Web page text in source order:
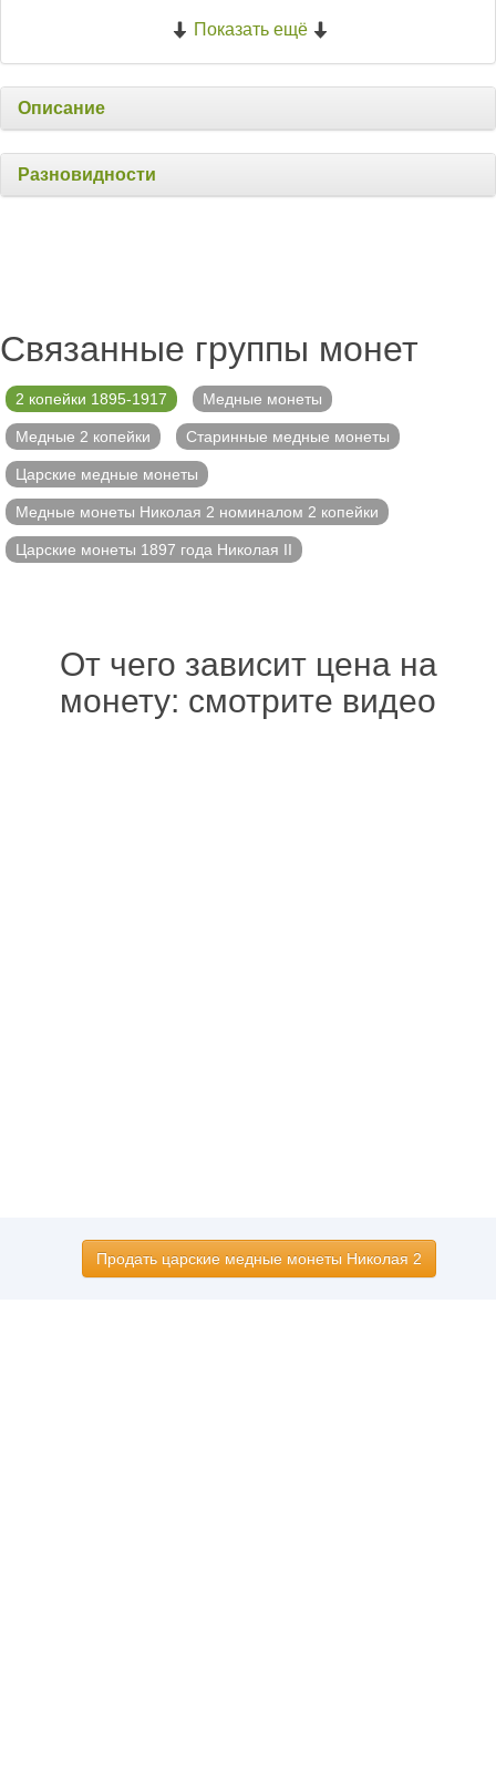
Показать ещё
Описание
Разновидности
Связанные группы монет
2 копейки 1895-1917 Медные монеты
Медные 2 копейки Старинные медные монеты
Царские медные монеты
Медные монеты Николая 2 номиналом 2 копейки
Царские монеты 1897 года Николая II
От чего зависит цена на
монету: смотрите видео
Продать царские медные монеты Николая 2